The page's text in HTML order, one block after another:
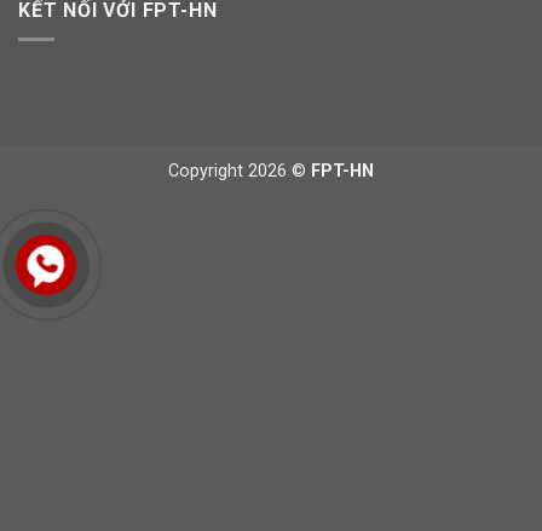
KẾT NỐI VỚI FPT-HN
Copyright 2026 © FPT-HN